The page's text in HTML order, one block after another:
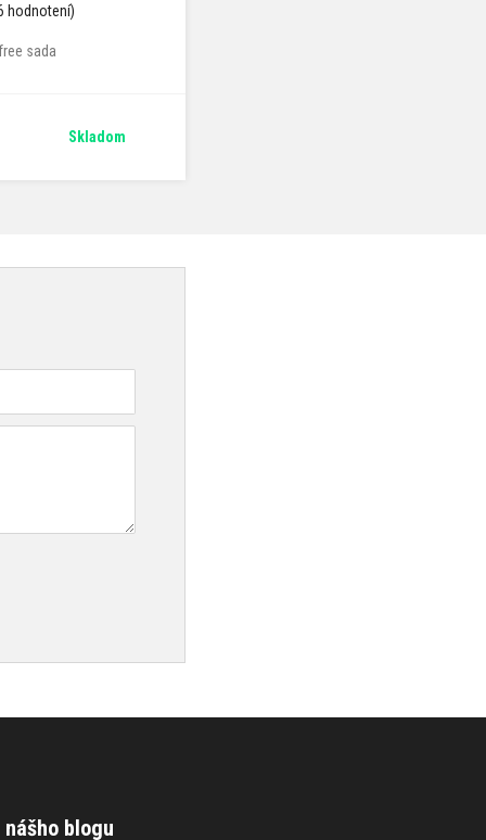
hodnotení)
sada
Skladom
nášho blogu